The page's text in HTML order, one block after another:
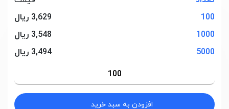
100
3,629 ریال
1000
3,548 ریال
5000
3,494 ریال
افزودن به سبد خرید